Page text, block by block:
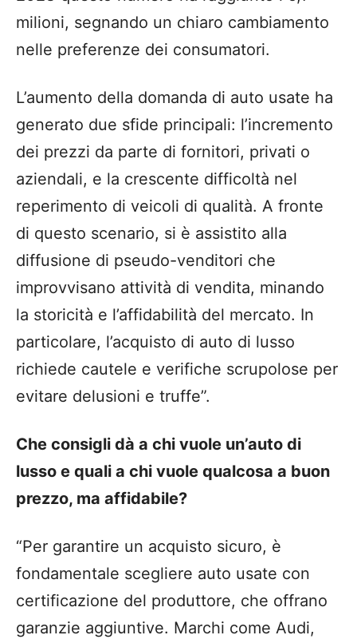
milioni, segnando un chiaro cambiamento
nelle preferenze dei consumatori.
L’aumento della domanda di auto usate ha
generato due sfide principali: l’incremento
dei prezzi da parte di fornitori, privati o
aziendali, e la crescente difficoltà nel
reperimento di veicoli di qualità. A fronte
di questo scenario, si è assistito alla
diffusione di pseudo-venditori che
improvvisano attività di vendita, minando
la storicità e l’affidabilità del mercato. In
particolare, l’acquisto di auto di lusso
richiede cautele e verifiche scrupolose per
evitare delusioni e truffe”.
Che consigli dà a chi vuole un’auto di
lusso e quali a chi vuole qualcosa a buon
prezzo, ma affidabile?
“Per garantire un acquisto sicuro, è
fondamentale scegliere auto usate con
certificazione del produttore, che offrano
garanzie aggiuntive. Marchi come Audi,